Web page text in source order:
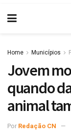
Home Municípios
Jovem
quando
animal
Por Redação CN